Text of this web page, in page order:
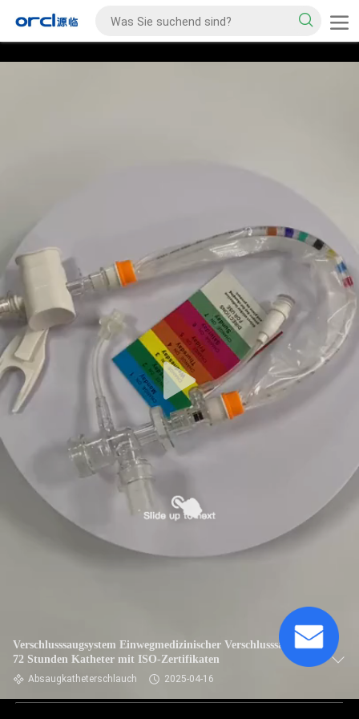
Verschlusssaugsystem Einwegmedizinischer Verschlusssaug 24
72 Stunden Katheter mit ISO-Zertifikaten
Absaugkatheterschlauch 2025-04-16